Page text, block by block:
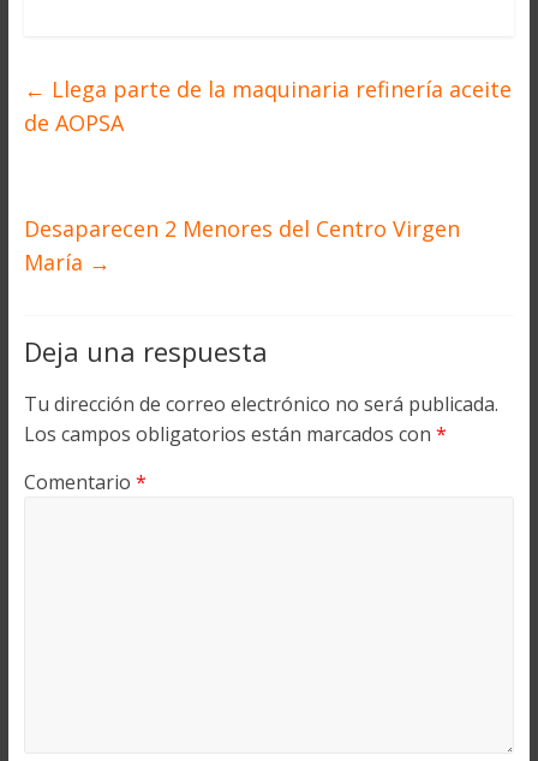
← Llega parte de la maquinaria refinería aceite
de AOPSA
Desaparecen 2 Menores del Centro Virgen
María →
Deja una respuesta
Tu dirección de correo electrónico no será publicada.
Los campos obligatorios están marcados con *
Comentario *